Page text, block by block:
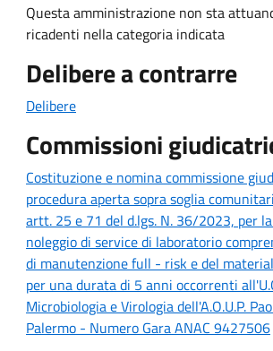
Questa amministrazione non sta
ricadenti nella categoria indicata
Delibere a contrarre
Delibere
Commissioni
Costituzione e nomina commissione
procedura aperta sopra soglia
artt. 25 e 71 del d.lgs. N. 36/2023, per
noleggio di service di laboratorio
di manutenzione full - risk e del
per una durata di 5 anni occorrenti
Microbiologia e Virologia dell'A.O.U.P.
Palermo - Numero Gara ANAC 9427506